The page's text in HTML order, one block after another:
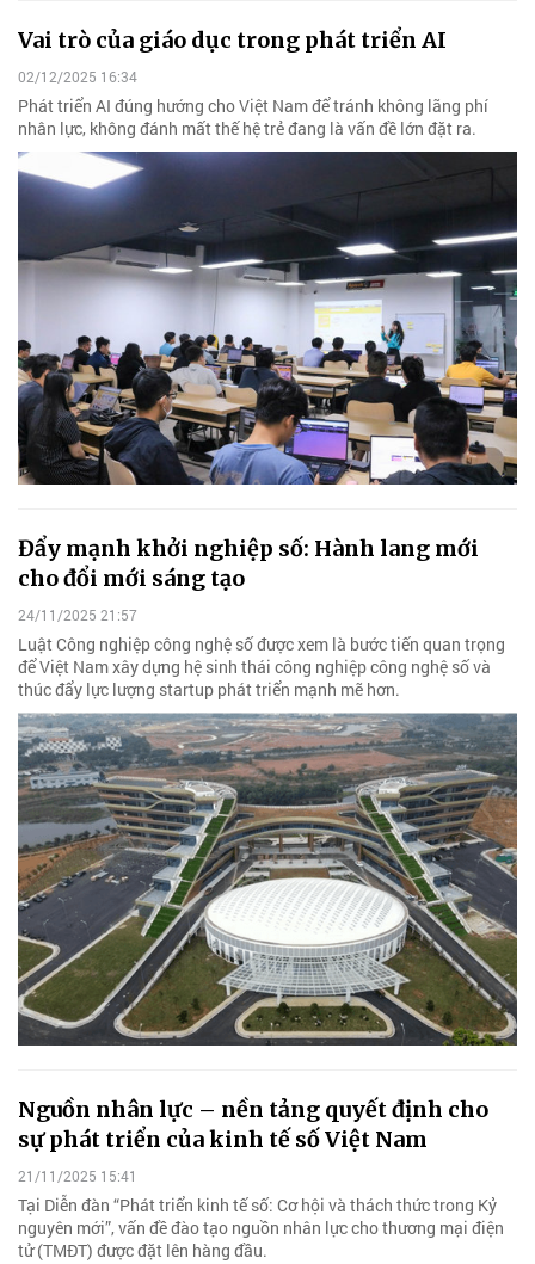
Vai trò của giáo dục trong phát triển AI
02/12/2025 16:34
Phát triển AI đúng hướng cho Việt Nam để tránh không lãng phí
nhân lực, không đánh mất thế hệ trẻ đang là vấn đề lớn đặt ra.
Đẩy mạnh khởi nghiệp số: Hành lang mới
cho đổi mới sáng tạo
24/11/2025 21:57
Luật Công nghiệp công nghệ số được xem là bước tiến quan trọng
để Việt Nam xây dựng hệ sinh thái công nghiệp công nghệ số và
thúc đẩy lực lượng startup phát triển mạnh mẽ hơn.
Nguồn nhân lực – nền tảng quyết định cho
sự phát triển của kinh tế số Việt Nam
21/11/2025 15:41
Tại Diễn đàn “Phát triển kinh tế số: Cơ hội và thách thức trong Kỷ
nguyên mới”, vấn đề đào tạo nguồn nhân lực cho thương mại điện
tử (TMĐT) được đặt lên hàng đầu.